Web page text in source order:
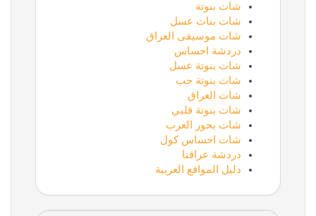
شات بنوتة
شات بنات عسل
شات موسيقى العراق
دردشة احساس
شات بنوتة عسل
شات بنوتة حب
شات العراق
شات بنوتة قلبي
شات بحور العرب
شات احساس كول
دردشة عراقنا
دليل المواقع العربية